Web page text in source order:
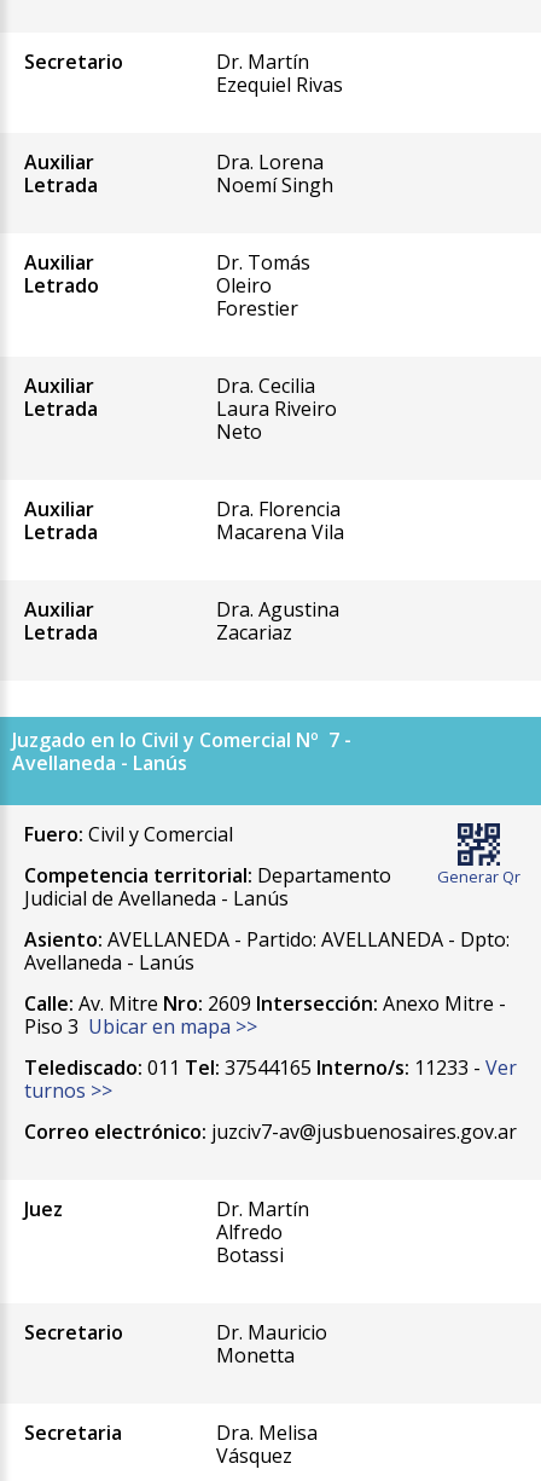
Secretario
Dr. Martín
Ezequiel Rivas
Auxiliar
Letrada
Dra. Lorena
Noemí Singh
Auxiliar
Letrado
Dr. Tomás
Oleiro
Forestier
Auxiliar
Letrada
Dra. Cecilia
Laura Riveiro
Neto
Auxiliar
Letrada
Dra. Florencia
Macarena Vila
Auxiliar
Letrada
Dra. Agustina
Zacariaz
Juzgado en lo Civil y Comercial Nº 7 -
Avellaneda - Lanús
Generar Qr
Fuero: Civil y Comercial
Competencia territorial: Departamento
Judicial de Avellaneda - Lanús
Asiento: AVELLANEDA - Partido: AVELLANEDA - Dpto:
Avellaneda - Lanús
Calle: Av. Mitre Nro: 2609 Intersección: Anexo Mitre -
Piso 3 Ubicar en mapa >>
Telediscado: 011 Tel: 37544165 Interno/s: 11233 - Ver
turnos >>
Correo electrónico: juzciv7-av@jusbuenosaires.gov.ar
Juez
Dr. Martín
Alfredo
Botassi
Secretario
Dr. Mauricio
Monetta
Secretaria
Dra. Melisa
Vásquez